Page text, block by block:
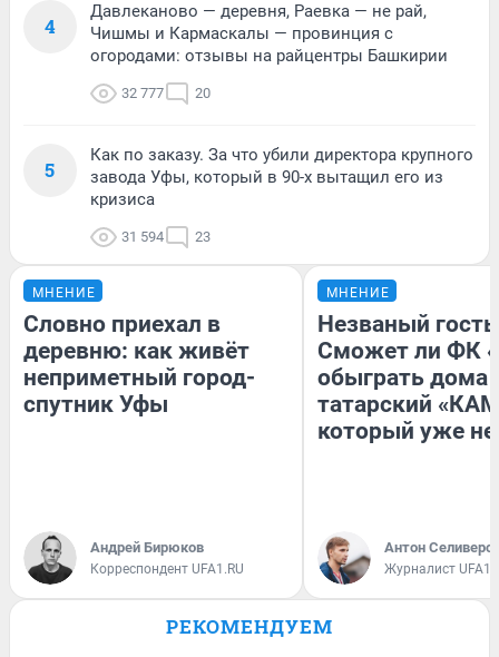
4
Давлеканово — деревня, Раевка — не рай,
Чишмы и Кармаскалы — провинция с
огородами: отзывы на райцентры Башкирии
32 777 20
5
Как по заказу. За что убили директора крупного
завода Уфы, который в 90-х вытащил его из
кризиса
31 594 23
МНЕНИЕ
Словно приехал в
деревню: как живёт
неприметный город-
спутник Уфы
Андрей Бирюков
Корреспондент UFA1.RU
МНЕНИЕ
Незваный
Сможет ли ФК
обыграть дома
татарский
который уже не
Антон
Журналист
РЕКОМЕНДУЕМ